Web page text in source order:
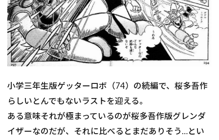
小学三年生版ゲッターロボ（74）の続編で、桜多吾作
らしいとんでもないラストを迎える。
ある意味それが極まっているのが桜多吾作版グレンダ
イザーなのだが、それに比べるとまだありそう…とい